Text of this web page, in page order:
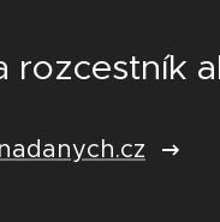
rozcestník